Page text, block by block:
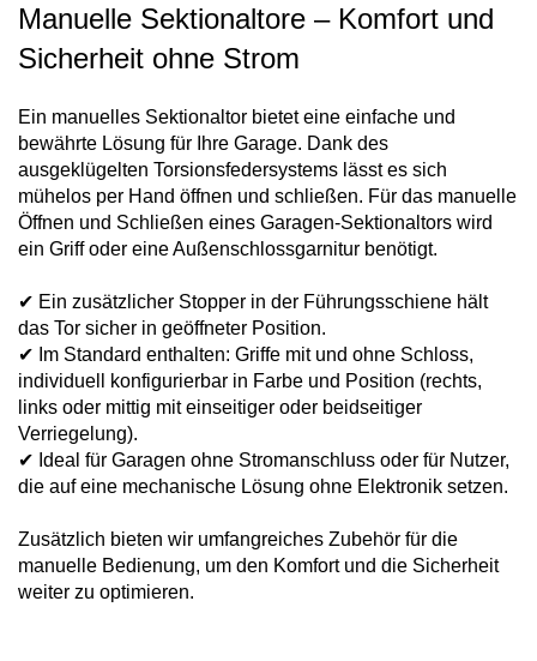
Manuelle Sektionaltore – Komfort und
Sicherheit ohne Strom
Ein manuelles Sektionaltor bietet eine einfache und
bewährte Lösung für Ihre Garage. Dank des
ausgeklügelten Torsionsfedersystems lässt es sich
mühelos per Hand öffnen und schließen. Für das manuelle
Öffnen und Schließen eines Garagen-Sektionaltors wird
ein Griff oder eine Außenschlossgarnitur benötigt.
✔ Ein zusätzlicher Stopper in der Führungsschiene hält
das Tor sicher in geöffneter Position.
✔ Im Standard enthalten: Griffe mit und ohne Schloss,
individuell konfigurierbar in Farbe und Position (rechts,
links oder mittig mit einseitiger oder beidseitiger
Verriegelung).
✔ Ideal für Garagen ohne Stromanschluss oder für Nutzer,
die auf eine mechanische Lösung ohne Elektronik setzen.
Zusätzlich bieten wir umfangreiches Zubehör für die
manuelle Bedienung, um den Komfort und die Sicherheit
weiter zu optimieren.